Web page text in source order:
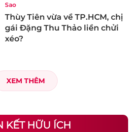
Sao
Thùy Tiên vừa về TP.HCM, chị
gái Đặng Thu Thảo liền chửi
xéo?
XEM THÊM
KẾT HỮU ÍCH